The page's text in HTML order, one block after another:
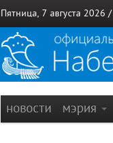
Пятница, 7 августа 2026 /
новости мэрия